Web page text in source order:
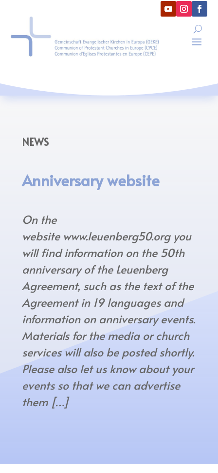
NEWS
Anniversary website
On the
website www.leuenberg50.org you
will find information on the 50th
anniversary of the Leuenberg
Agreement, such as the text of the
Agreement in 19 languages and
information on anniversary events.
Materials for the media or church
services will also be posted shortly.
Please also let us know about your
events so that we can advertise
them […]